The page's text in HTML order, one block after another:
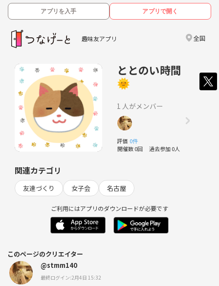
アプリを入手 アプリで開く
趣味友アプリ 全国
ととのい時間
🌞
1 人がメンバー
評価 0件
開催数 0回 過去参加 0人
関連カテゴリ
友達づくり 女子会 名古屋
ご利用にはアプリのダウンロードが必要です
このページのクリエイター
@stmm140
最終ログイン:2月4日 15:32